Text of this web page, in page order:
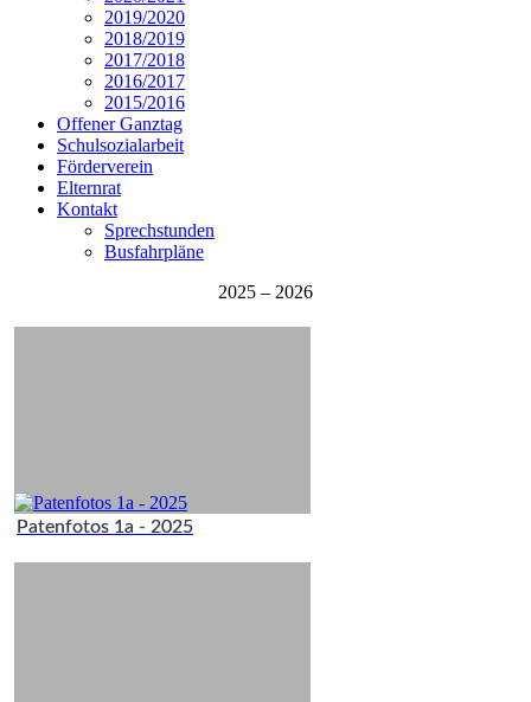
2019/2020
2018/2019
2017/2018
2016/2017
2015/2016
Offener Ganztag
Schulsozialarbeit
Förderverein
Elternrat
Kontakt
Sprechstunden
Busfahrpläne
2025 – 2026
Patenfotos 1a - 2025